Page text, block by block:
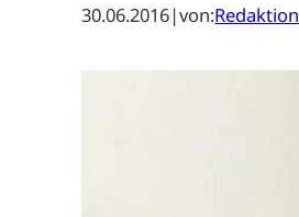
30.06.2016|von:Redaktion